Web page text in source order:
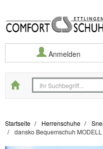
Anmelden
Startseite
Startseite Herrenschuhe
dansko Bequemschuh